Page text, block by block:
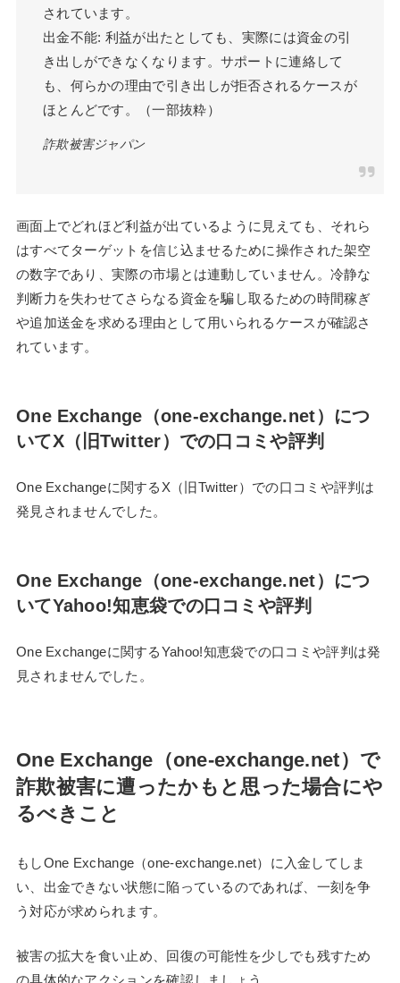
されています。
出金不能: 利益が出たとしても、実際には資金の引
き出しができなくなります。サポートに連絡して
も、何らかの理由で引き出しが拒否されるケースが
ほとんどです。（一部抜粋）
詐欺被害ジャパン
画面上でどれほど利益が出ているように見えても、それら
はすべてターゲットを信じ込ませるために操作された架空
の数字であり、実際の市場とは連動していません。冷静な
判断力を失わせてさらなる資金を騙し取るための時間稼ぎ
や追加送金を求める理由として用いられるケースが確認さ
れています。
One Exchange（one-exchange.net）につ
いてX（旧Twitter）での口コミや評判
One Exchangeに関するX（旧Twitter）での口コミや評判は
発見されませんでした。
One Exchange（one-exchange.net）につ
いてYahoo!知恵袋での口コミや評判
One Exchangeに関するYahoo!知恵袋での口コミや評判は発
見されませんでした。
One Exchange（one-exchange.net）で
詐欺被害に遭ったかもと思った場合にや
るべきこと
もしOne Exchange（one-exchange.net）に入金してしま
い、出金できない状態に陥っているのであれば、一刻を争
う対応が求められます。
被害の拡大を食い止め、回復の可能性を少しでも残すため
の具体的なアクションを確認しましょう。